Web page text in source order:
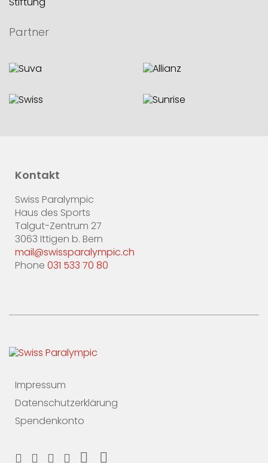
Partner
Kontakt
Swiss Paralympic
Haus des Sports
Talgut-Zentrum 27
3063 Ittigen b. Bern
mail@swissparalympic.ch
Phone 031 533 70 80
Impressum
Datenschutzerklärung
Spendenkonto